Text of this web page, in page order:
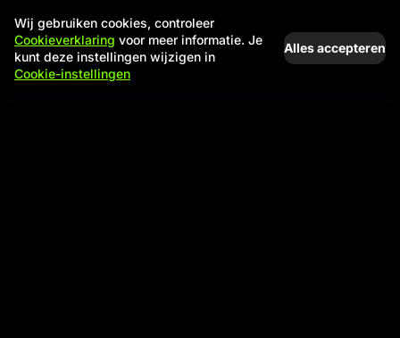
Wij gebruiken cookies, controleer
Cookieverklaring voor meer informatie. Je
kunt deze instellingen wijzigen in
Cookie-instellingen
Alles accepteren